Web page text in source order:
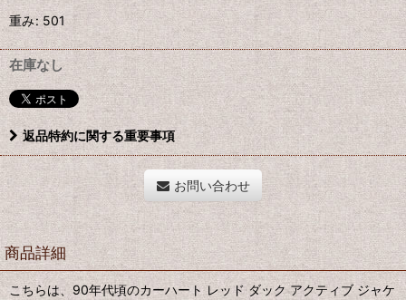
重み:501
在庫なし
返品特約に関する重要事項
お問い合わせ
商品詳細
こちらは、90年代頃のカーハート レッド ダック アクティブ ジャケ